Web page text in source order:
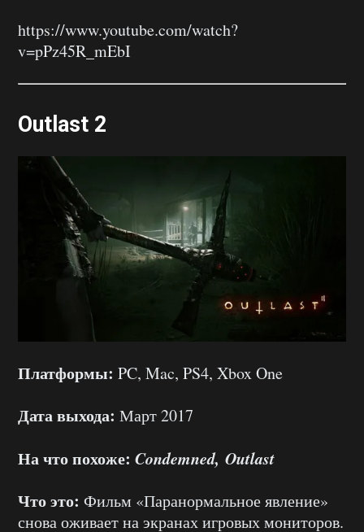
https://www.youtube.com/watch?
v=pPz45R_mEbI
Outlast 2
Платформы: PC, Mac, PS4, Xbox One
Дата выхода: Март 2017
На что похоже: Condemned, Outlast
Что это: Фильм «Паранормальное явление»
снова оживает на экранах игровых мониторов.